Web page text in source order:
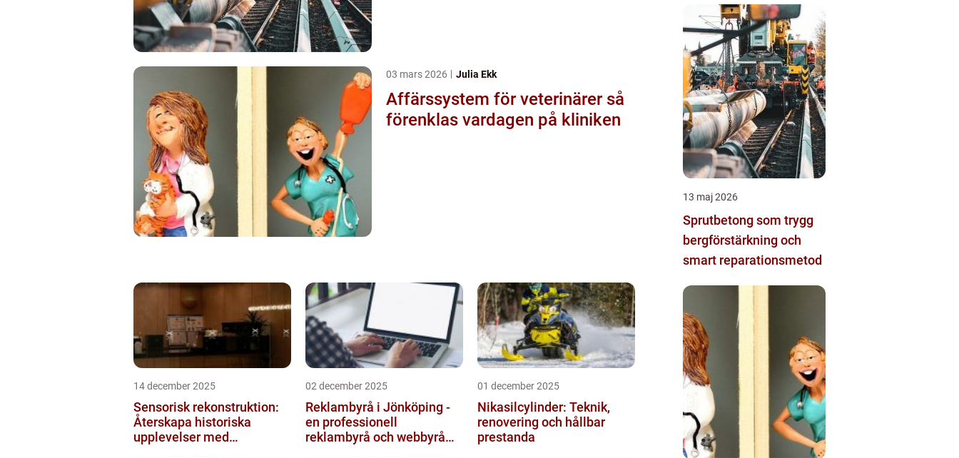
03 mars 2026 Julia Ekk
Affärssystem för veterinärer så
förenklas vardagen på kliniken
14 december 2025
Sensorisk rekonstruktion:
Återskapa historiska
upplevelser med
02 december 2025
Reklambyrå i Jönköping -
en professionell
reklambyrå och webbyrå
01 december 2025
Nikasilcylinder: Teknik,
renovering och hållbar
prestanda
13 maj 2026
Sprutbetong som trygg
bergförstärkning och
smart reparationsmetod